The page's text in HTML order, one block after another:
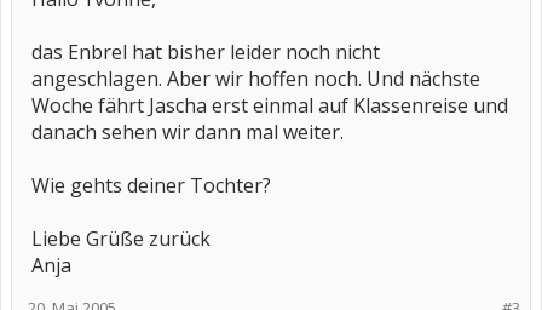
das Enbrel hat bisher leider noch nicht
angeschlagen. Aber wir hoffen noch. Und nächste
Woche fährt Jascha erst einmal auf Klassenreise und
danach sehen wir dann mal weiter.
Wie gehts deiner Tochter?
Liebe Grüße zurück
Anja